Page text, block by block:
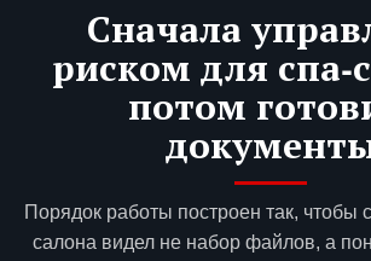
Сначала
риском для спа-
потом
Порядок работы построен так, чтобы
салона видел не набор файлов, а